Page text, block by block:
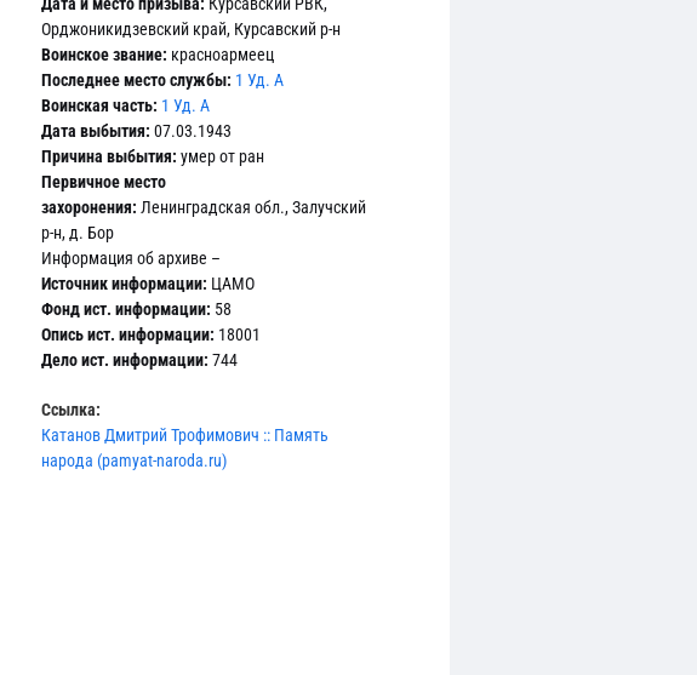
Орджоникидзевский край, Курсавский р-н
Воинское звание: красноармеец
Последнее место службы: 1 Уд. А
Воинская часть: 1 Уд. А
Дата выбытия: 07.03.1943
Причина выбытия: умер от ран
Первичное место
захоронения: Ленинградская обл., Залучский
р-н, д. Бор
Информация об архиве –
Источник информации: ЦАМО
Фонд ист. информации: 58
Опись ист. информации: 18001
Дело ист. информации: 744
Ссылка:
Катанов Дмитрий Трофимович :: Память
народа (pamyat-naroda.ru)